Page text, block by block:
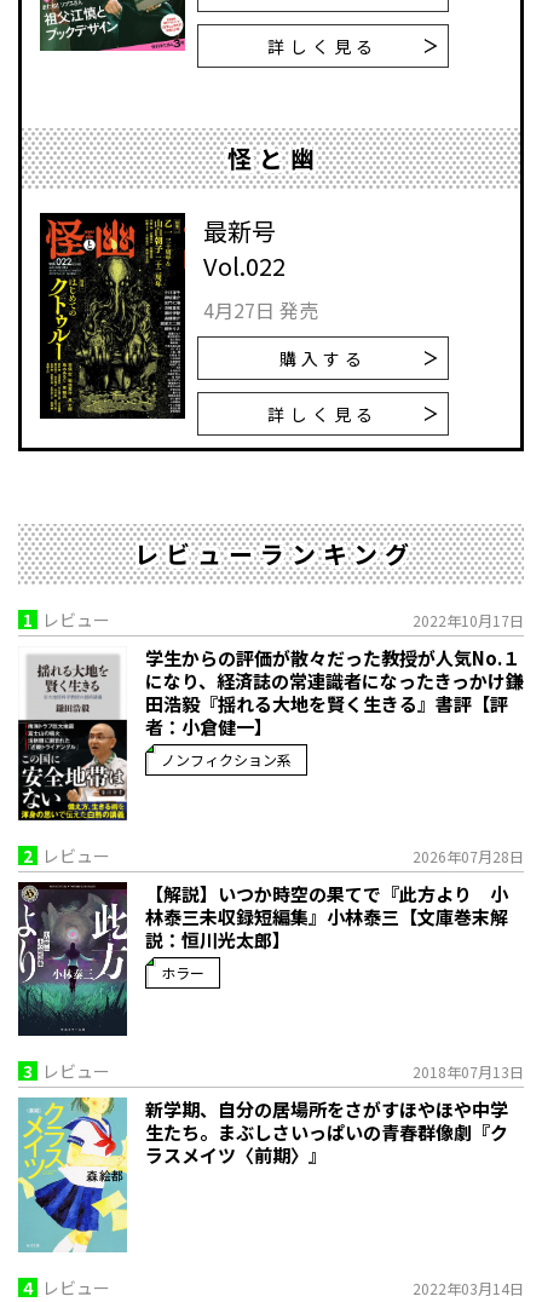
詳しく見る
怪と幽
最新号
Vol.022
4月27日 発売
購入する
詳しく見る
レビューランキング
1 レビュー 2022年10月17日
学生からの評価が散々だった教授が人気No.１
になり、経済誌の常連識者になったきっかけ――鎌
田浩毅『揺れる大地を賢く生きる』書評【評
者：小倉健一】
ノンフィクション系
2 レビュー 2026年07月28日
【解説】いつか時空の果てで――『此方より 小
林泰三未収録短編集』小林泰三【文庫巻末解
説：恒川光太郎】
ホラー
3 レビュー 2018年07月13日
新学期、自分の居場所をさがすほやほや中学
生たち。まぶしさいっぱいの青春群像劇『ク
ラスメイツ〈前期〉』
4 レビュー 2022年03月14日